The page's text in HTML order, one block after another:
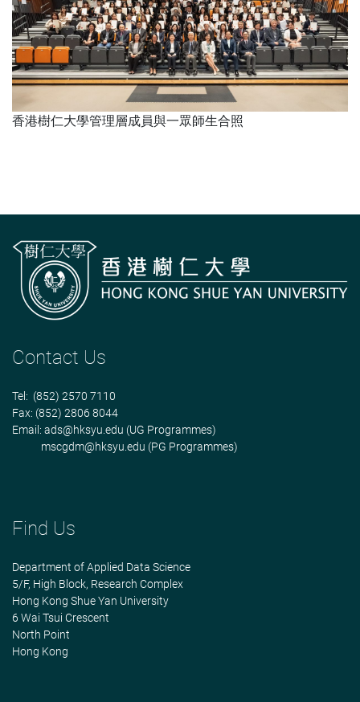
香港樹仁大學管理層成員與一眾師生合照
Contact Us
Tel: (852) 2570 7110
Fax: (852) 2806 8044
Email: ads@hksyu.edu (UG Programmes)
mscgdm@hksyu.edu (PG Programmes)
Find Us
Department of Applied Data Science
5/F, High Block, Research Complex
Hong Kong Shue Yan University
6 Wai Tsui Crescent
North Point
Hong Kong